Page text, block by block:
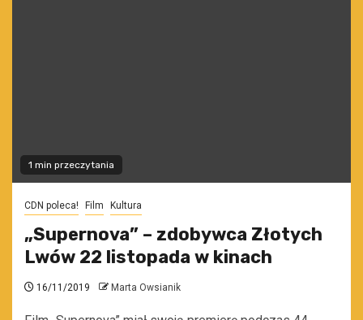
1 min przeczytania
CDN poleca! Film Kultura
„Supernova” – zdobywca Złotych
Lwów 22 listopada w kinach
16/11/2019 Marta Owsianik